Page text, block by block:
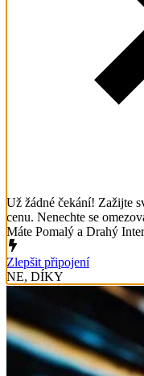
Už žádné čekání! Zažijte
cenu. Nenechte se
Máte Pomalý a Drahý
Zlepšit připojení
NE, DÍKY